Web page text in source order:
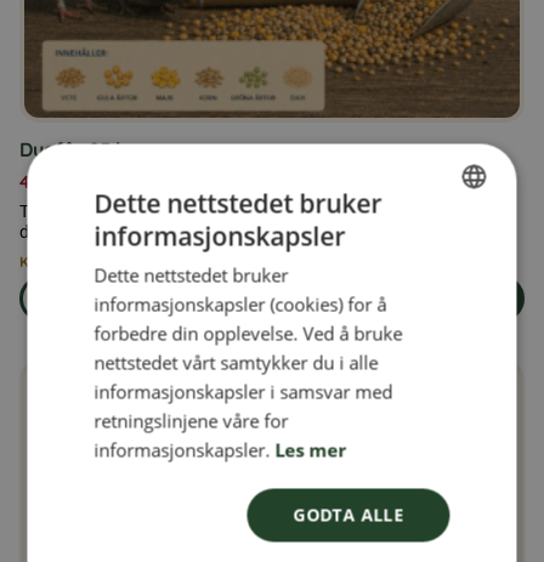
Duefôr 25 kg
459,00
Tilskuddsfôr for duer, tilsatt vitaminer og mineraler i henhold til
dyrets behov og kondisjon.
Kun 3 igjen på lager
Les mer
om produkten Duefôr 25 kg
Legg i handlekurven
Dette nettstedet bruker
informasjonskapsler
Dette nettstedet bruker
informasjonskapsler (cookies) for å
forbedre din opplevelse. Ved å bruke
nettstedet vårt samtykker du i alle
informasjonskapsler i samsvar med
retningslinjene våre for
informasjonskapsler. Les mer
GODTA ALLE